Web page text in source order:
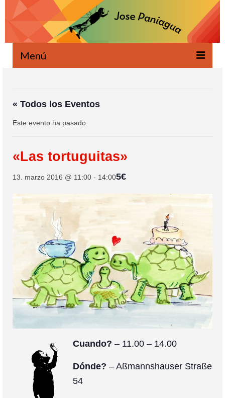
Menú
Novedades
Escrito
Agenda
Colaboración
Sobre mi
Contacto
« Todos los Eventos
Este evento ha pasado.
«Las tortuguitas»
13. marzo 2016 @ 11:00 - 14:005€
Cuando? – 11.00 – 14.00
Dónde? – Aßmannshauser Straße
54